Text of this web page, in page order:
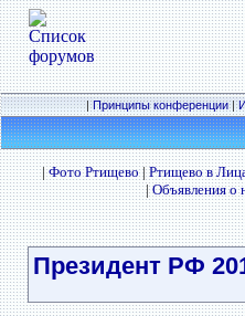
|Принципы конференции|
|Фото Ртищево|Ртищево в
|Объявления о
Президент РФ